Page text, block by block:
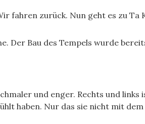
fahren zurück. Nun geht es zu Ta
Der Bau des Tempels wurde
und enger. Rechts und links
haben. Nur das sie nicht mit